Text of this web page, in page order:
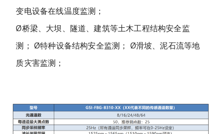
变电设备在线温度监测；
Ø桥梁、大坝、隧道、建筑等土木工程结构安全监
测； Ø特种设备结构安全监测； Ø滑坡、泥石流等地
质灾害监测；